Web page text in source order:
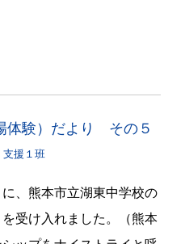
体験）だより その５
支援１班
、熊本市立湖東中学校の
受け入れました。（熊本